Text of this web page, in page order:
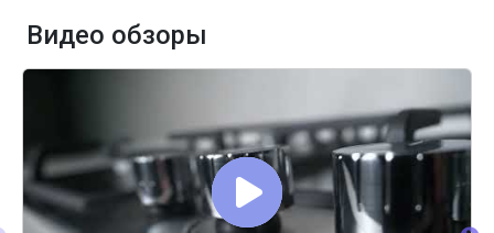
Видео обзоры